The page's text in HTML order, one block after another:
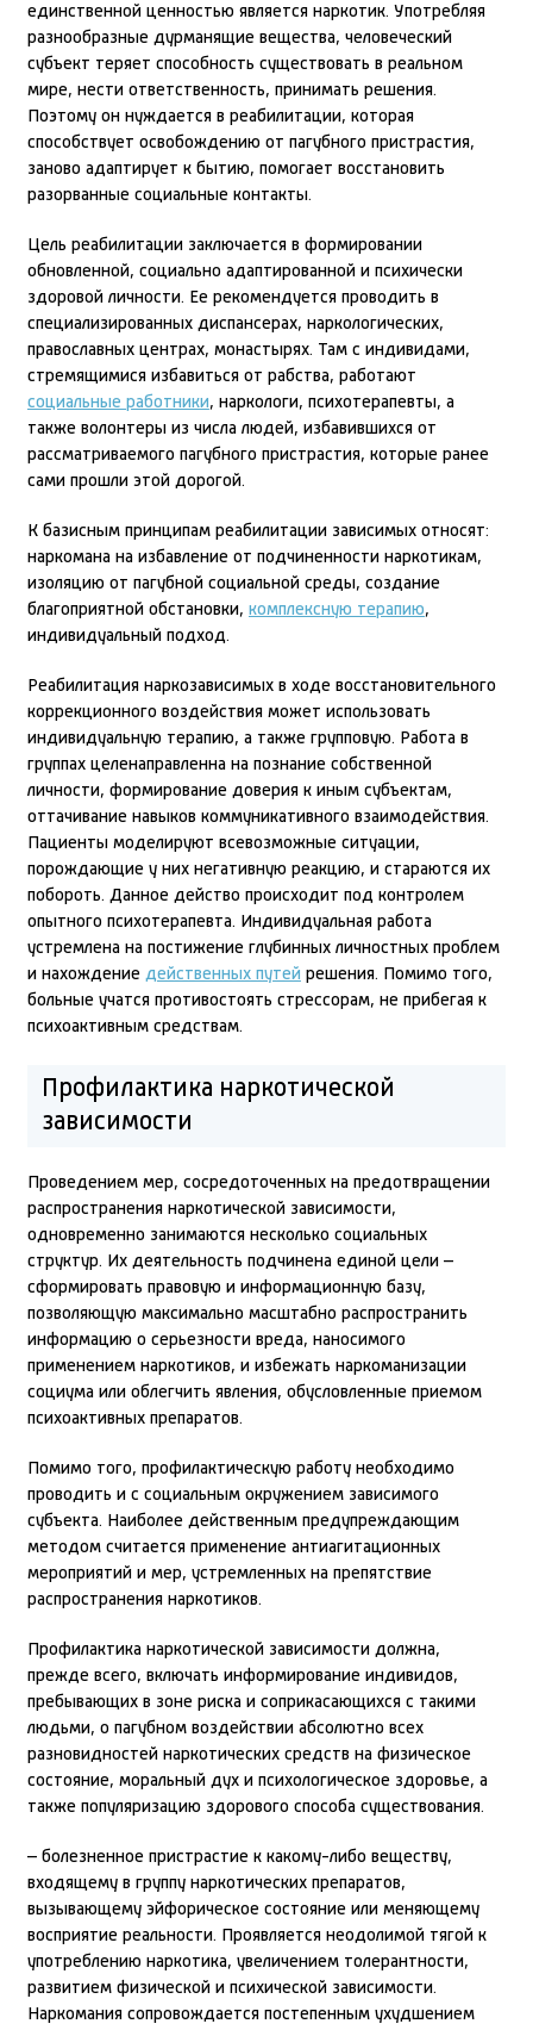
единственной ценностью является наркотик. Употребляя
разнообразные дурманящие вещества, человеческий
субъект теряет способность существовать в реальном
мире, нести ответственность, принимать решения.
Поэтому он нуждается в реабилитации, которая
способствует освобождению от пагубного пристрастия,
заново адаптирует к бытию, помогает восстановить
разорванные социальные контакты.
Цель реабилитации заключается в формировании
обновленной, социально адаптированной и психически
здоровой личности. Ее рекомендуется проводить в
специализированных диспансерах, наркологических,
православных центрах, монастырях. Там с индивидами,
стремящимися избавиться от рабства, работают
социальные работники, наркологи, психотерапевты, а
также волонтеры из числа людей, избавившихся от
рассматриваемого пагубного пристрастия, которые ранее
сами прошли этой дорогой.
К базисным принципам реабилитации зависимых относят:
наркомана на избавление от подчиненности наркотикам,
изоляцию от пагубной социальной среды, создание
благоприятной обстановки, комплексную терапию,
индивидуальный подход.
Реабилитация наркозависимых в ходе восстановительного
коррекционного воздействия может использовать
индивидуальную терапию, а также групповую. Работа в
группах целенаправленна на познание собственной
личности, формирование доверия к иным субъектам,
оттачивание навыков коммуникативного взаимодействия.
Пациенты моделируют всевозможные ситуации,
порождающие у них негативную реакцию, и стараются их
побороть. Данное действо происходит под контролем
опытного психотерапевта. Индивидуальная работа
устремлена на постижение глубинных личностных проблем
и нахождение действенных путей решения. Помимо того,
больные учатся противостоять стрессорам, не прибегая к
психоактивным средствам.
Профилактика наркотической
зависимости
Проведением мер, сосредоточенных на предотвращении
распространения наркотической зависимости,
одновременно занимаются несколько социальных
структур. Их деятельность подчинена единой цели –
сформировать правовую и информационную базу,
позволяющую максимально масштабно распространить
информацию о серьезности вреда, наносимого
применением наркотиков, и избежать наркоманизации
социума или облегчить явления, обусловленные приемом
психоактивных препаратов.
Помимо того, профилактическую работу необходимо
проводить и с социальным окружением зависимого
субъекта. Наиболее действенным предупреждающим
методом считается применение антиагитационных
мероприятий и мер, устремленных на препятствие
распространения наркотиков.
Профилактика наркотической зависимости должна,
прежде всего, включать информирование индивидов,
пребывающих в зоне риска и соприкасающихся с такими
людьми, о пагубном воздействии абсолютно всех
разновидностей наркотических средств на физическое
состояние, моральный дух и психологическое здоровье, а
также популяризацию здорового способа существования.
– болезненное пристрастие к какому-либо веществу,
входящему в группу наркотических препаратов,
вызывающему эйфорическое состояние или меняющему
восприятие реальности. Проявляется неодолимой тягой к
употреблению наркотика, увеличением толерантности,
развитием физической и психической зависимости.
Наркомания сопровождается постепенным ухудшением